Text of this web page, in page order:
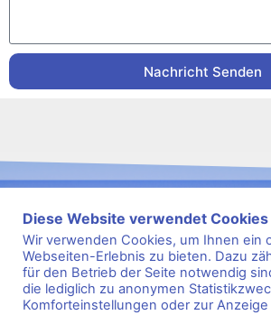
Nachricht Senden
Kontakt Impressum
Diese Website verwendet Cookies
Wir verwenden Cookies, um Ihnen ein
Webseiten-Erlebnis zu bieten. Dazu
für den Betrieb der Seite notwendig
die lediglich zu anonymen
Komforteinstellungen oder zur